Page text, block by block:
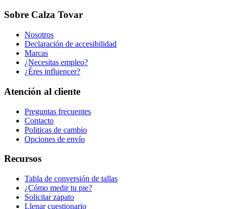
Sobre Calza Tovar
Nosotros
Declaración de accesibilidad
Marcas
¿Necesitas empleo?
¿Éres influencer?
Atención al cliente
Preguntas frecuentes
Contacto
Politicas de cambio
Opciones de envío
Recursos
Tabla de conversión de tallas
¿Cómo medir tu pie?
Solicitar zapato
Llenar cuestionario